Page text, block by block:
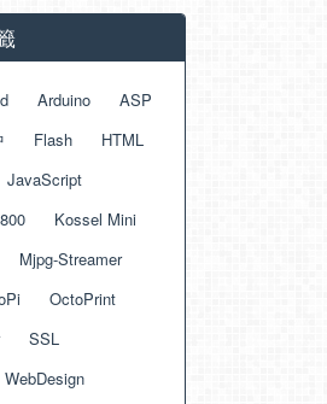
Arduino
ASP
Flash
HTML
JavaScript
Kossel Mini
Mjpg-Streamer
OctoPrint
SSL
WebDesign